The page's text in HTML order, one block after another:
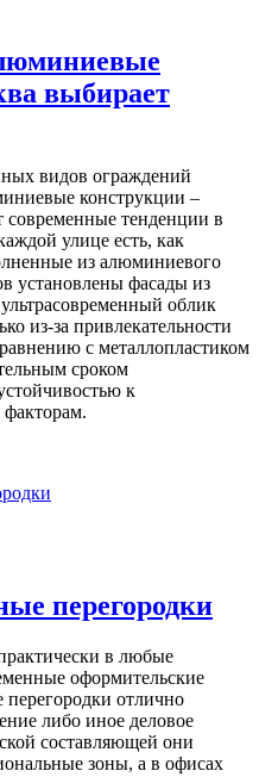
выбирает
видов ограждений
конструкции –
современные тенденции в
улице есть, как
из алюминиевого
установлены фасады из
облик
из-за привлекательности
с металлопластиком
сроком
к
перегородки
в любые
оформительские
отлично
либо иное деловое
составляющей они
зоны, а в офисах